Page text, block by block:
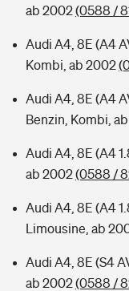
ab 2002(0588 /
Audi A4, 8E (A4
Kombi, ab 2002
Audi A4, 8E (A4
Benzin, Kombi,
Audi A4, 8E (A4
ab 2002(0588 /
Audi A4, 8E (A4
Limousine, ab
Audi A4, 8E (S4
ab 2002(0588 /